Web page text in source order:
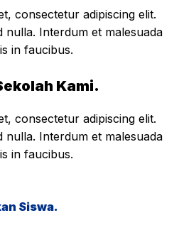
consectetur adipiscing elit.
nulla. Interdum et malesuada
in faucibus.
Kami.
consectetur adipiscing elit.
nulla. Interdum et malesuada
in faucibus.
Siswa.